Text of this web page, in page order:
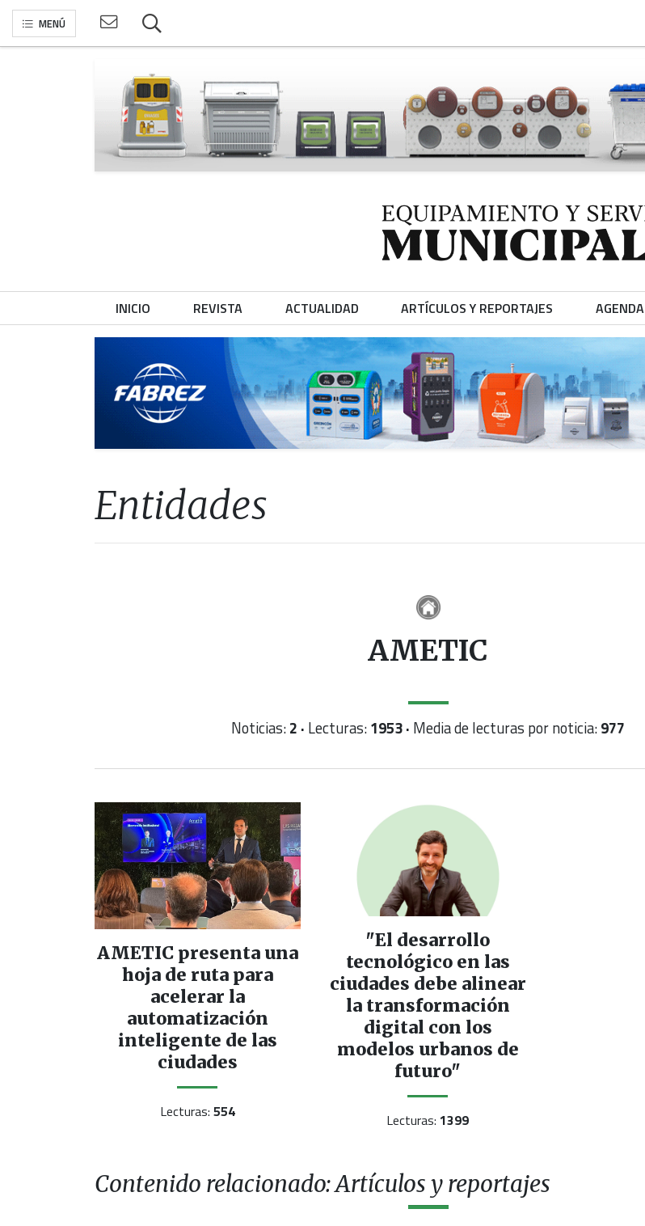
MENÚ
INICIO REVISTA ACTUALIDAD ARTÍCULOS Y REPORTAJES AGENDA
Entidades
AMETIC
Noticias:2 · Lecturas:1953 · Media de lecturas por noticia:977
AMETIC presenta una
hoja de ruta para
acelerar la
automatización
inteligente de las
ciudades
Lecturas: 554
"El desarrollo
tecnológico en las
ciudades debe alinear
la transformación
digital con los
modelos urbanos de
futuro"
Lecturas:1399
Contenido relacionado: Artículos y reportajes